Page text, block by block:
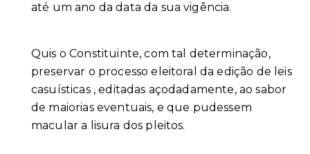
até um ano da data da sua vigência.
Quis o Constituinte, com tal determinação,
preservar o processo eleitoral da edição de leis
casuísticas , editadas açodadamente, ao sabor
de maiorias eventuais, e que pudessem
macular a lisura dos pleitos.